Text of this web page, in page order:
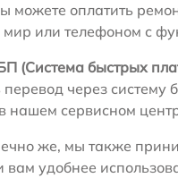
можете оплатить
мир или телефоном с
(Система быстрых
перевод через систему
нашем сервисном
же, мы также
удобнее